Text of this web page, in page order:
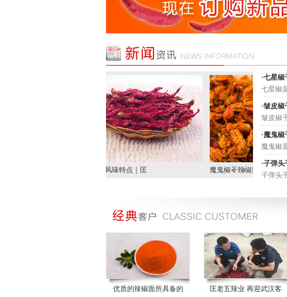
辣椒粉，又称辣椒碎、辣...
魔鬼椒干辣椒辣度有多猛？ 子弹头
·七星
七星椒
·皱皮
皱皮椒
·魔鬼
魔鬼椒
·子弹
子弹头
优质的辣椒面所具备的 匡老五辣业 再迎武汉客